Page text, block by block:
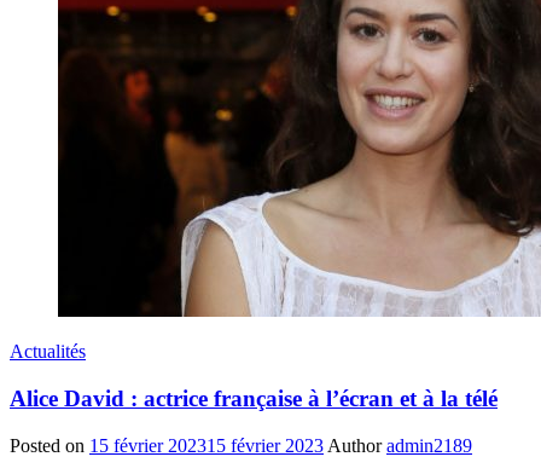
Actualités
Alice David : actrice française à l’écran et à la télé
Posted on 15 février 202315 février 2023 Author admin2189